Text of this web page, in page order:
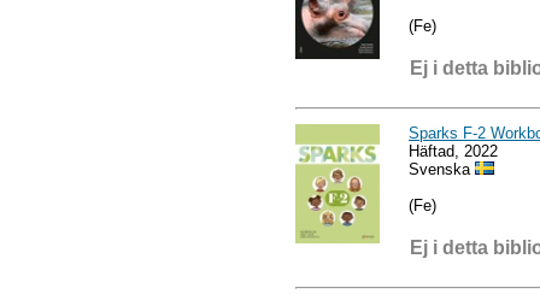
(Fe)
Ej i detta
Sparks F-2
Häftad, 2022
Svenska
(Fe)
Ej i detta